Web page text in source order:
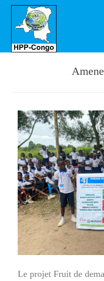
Le projet Fruit de